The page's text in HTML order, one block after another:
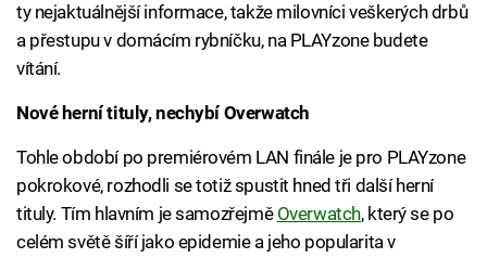
ty nejaktuálnější informace, takže milovníci veškerých drbů
a přestupu v domácím rybníčku, na PLAYzone budete
vítání.
Nové herní tituly, nechybí Overwatch
Tohle období po premiérovém LAN finále je pro PLAYzone
pokrokové, rozhodli se totiž spustit hned tři další herní
tituly. Tím hlavním je samozřejmě Overwatch, který se po
celém světě šíří jako epidemie a jeho popularita v